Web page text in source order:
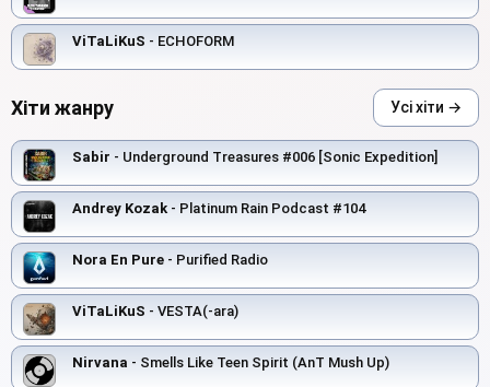
ViTaLiKuS - ECHOFORM
Хіти жанру Усі хіти →
Sabir - Underground Treasures #006 [Sonic Expedition]
Andrey Kozak - Platinum Rain Podcast #104
Nora En Pure - Purified Radio
ViTaLiKuS - VESTA(-ara)
Nirvana - Smells Like Teen Spirit (AnT Mush Up)